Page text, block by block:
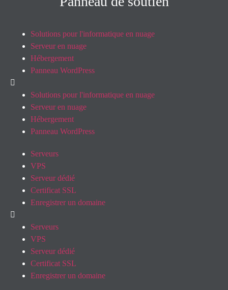
Solutions pour l'informatique en nuage
Serveur en nuage
Hébergement
Panneau WordPress
Solutions pour l'informatique en nuage
Serveur en nuage
Hébergement
Panneau WordPress
Serveurs
VPS
Serveur dédié
Certificat SSL
Enregistrer un domaine
Serveurs
VPS
Serveur dédié
Certificat SSL
Enregistrer un domaine